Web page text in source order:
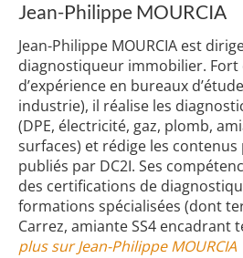
Jean-Philippe MOURCIA
Jean-Philippe MOURCIA est
diagnostiqueur immobilier. Fort
d’expérience en bureaux
industrie), il réalise les
(DPE, électricité, gaz, plomb,
surfaces) et rédige les contenus
publiés par DC2I. Ses
des certifications de
formations spécialisées (dont
Carrez, amiante SS4 encadrant
plus sur Jean-Philippe MOURCIA